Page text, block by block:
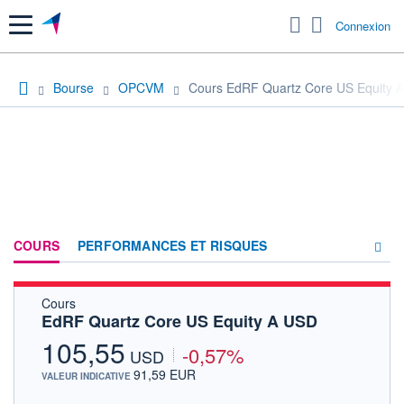
Menu Connexion
Bourse OPCVM Cours EdRF Quartz Core US Equity
COURS PERFORMANCES ET RISQUES
Cours
EdRF Quartz Core US Equity A USD
105,55 USD -0,57%
VALEUR INDICATIVE 91,59 EUR